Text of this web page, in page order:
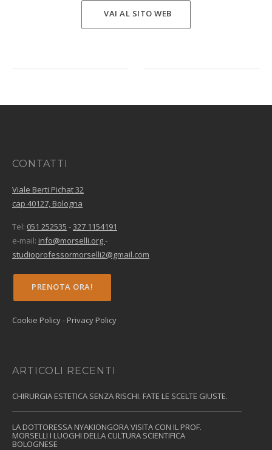
VAI AL SITO WEB
CONTATTI
Viale Berti Pichat 32
cap 40127, Bologna
Tel: 051 252535 -327 1154191
e-mail: info@morselli.org-
studioprofessormorselli2@gmail.com
PRENOTA ORA!
Cookie Policy- Privacy Policy
ARTICOLI RECENTI
CHIRURGIA ESTETICA SENZA RISCHI. FATE LE SCELTE GIUSTE.
LA DOTTORESSA NYAKIONGORA VISITA CON IL PROF.
MORSELLI I LUOGHI DELLA CULTURA SCIENTIFICA
BOLOGNESE